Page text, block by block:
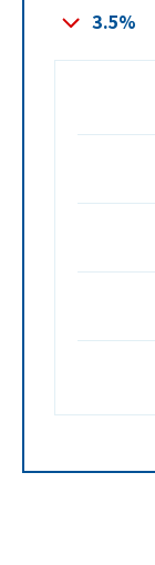
3.5%